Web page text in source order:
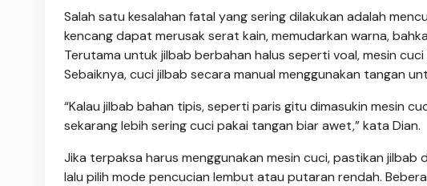
Salah satu kesalahan fatal yang sering dilakukan adalah
kencang dapat merusak serat kain, memudarkan warna,
Terutama untuk jilbab berbahan halus seperti voal, mesin
Sebaiknya, cuci jilbab secara manual menggunakan tangan
“Kalau jilbab bahan tipis, seperti paris gitu dimasukin mesin
sekarang lebih sering cuci pakai tangan biar awet,” kata Dian.
Jika terpaksa harus menggunakan mesin cuci, pastikan
lalu pilih mode pencucian lembut atau putaran rendah.